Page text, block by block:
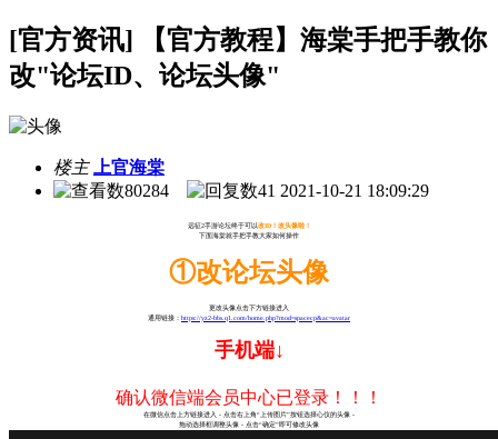
[官方资讯] 【官方教程】海棠手把手教你
改"论坛ID、论坛头像"
楼主
上官海棠
80284
41 2021-10-21 18:09:29
远征2手游论坛终于可以 改ID！ 改头像啦！
下面海棠就手把手教大家如何操作
①改论坛头像
更改头像点击下方链接进入
通用链接： https://yz2-bbs.q1.com/home.php?mod=spacecp&ac=avatar
手机端↓
确认微信端会员中心已登录！！！
在微信点击上方链接进入 - 点击右上角“上传图片”按钮选择心仪的头像 -
拖动选择框调整头像 - 点击“确定”即可修改头像